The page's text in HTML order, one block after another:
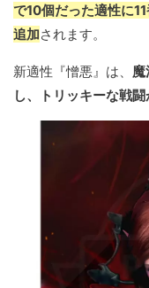
で10個だった適性に
追加されます。
新適性『憎悪』は、 魔
し、トリッキーな戦